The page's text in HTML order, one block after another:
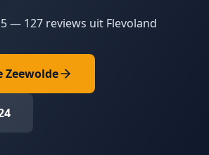
— 127 reviews uit Flevoland
Zeewolde